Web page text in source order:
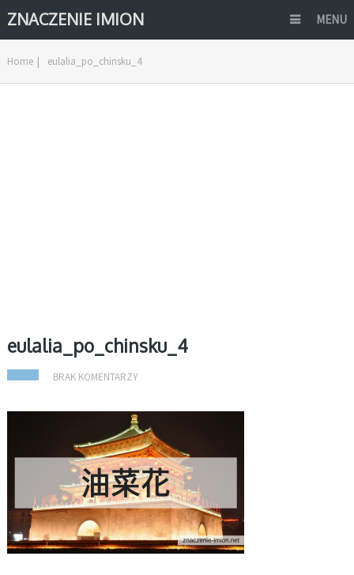
ZNACZENIE IMION MENU
Home | eulalia_po_chinsku_4
eulalia_po_chinsku_4
BRAK KOMENTARZY